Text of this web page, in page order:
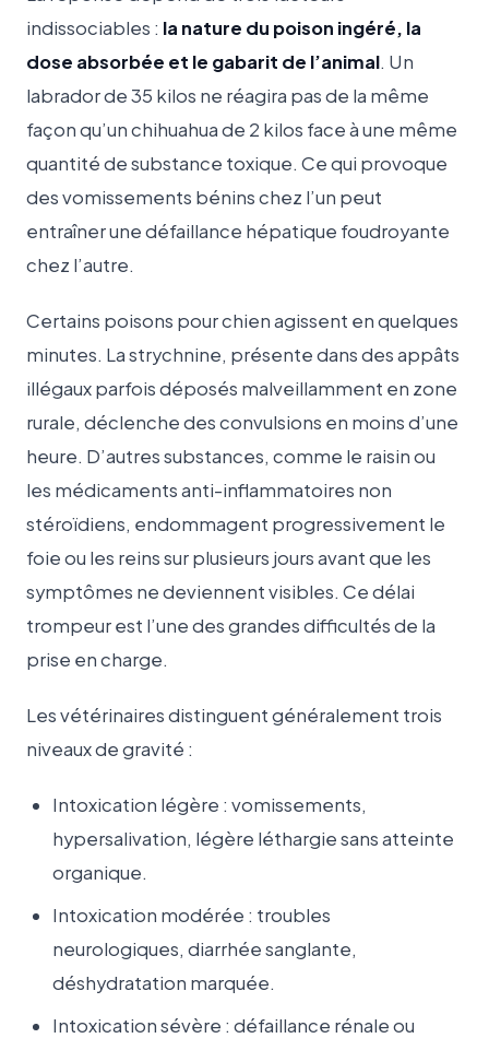
indissociables : la nature du poison ingéré, la
dose absorbée et le gabarit de l’animal. Un
labrador de 35 kilos ne réagira pas de la même
façon qu’un chihuahua de 2 kilos face à une même
quantité de substance toxique. Ce qui provoque
des vomissements bénins chez l’un peut
entraîner une défaillance hépatique foudroyante
chez l’autre.
Certains poisons pour chien agissent en quelques
minutes. La strychnine, présente dans des appâts
illégaux parfois déposés malveillamment en zone
rurale, déclenche des convulsions en moins d’une
heure. D’autres substances, comme le raisin ou
les médicaments anti-inflammatoires non
stéroïdiens, endommagent progressivement le
foie ou les reins sur plusieurs jours avant que les
symptômes ne deviennent visibles. Ce délai
trompeur est l’une des grandes difficultés de la
prise en charge.
Les vétérinaires distinguent généralement trois
niveaux de gravité :
Intoxication légère : vomissements,
hypersalivation, légère léthargie sans atteinte
organique.
Intoxication modérée : troubles
neurologiques, diarrhée sanglante,
déshydratation marquée.
Intoxication sévère : défaillance rénale ou